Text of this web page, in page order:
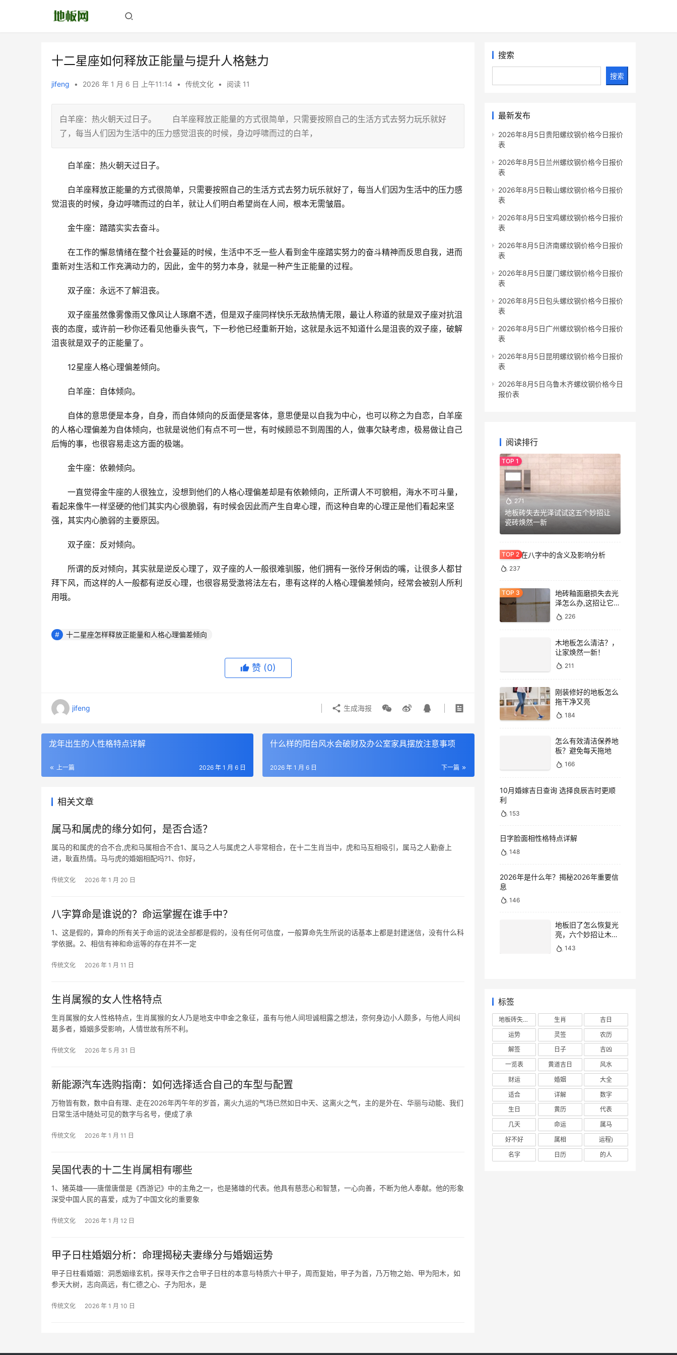
十二星座如何释放正能量与提升人格魅力
jifeng • 2026 年 1 月 6 日 上午11:14 • 传统文化 • 阅读 11
白羊座：热火朝天过日子。 白羊座释放正能量的方式很简单，只需要按照自己的生活方式去努力玩乐就好
了，每当人们因为生活中的压力感觉沮丧的时候，身边呼啸而过的白羊，
白羊座：热火朝天过日子。
白羊座释放正能量的方式很简单，只需要按照自己的生活方式去努力玩乐就好了，每当人们因为生活中的压力感
觉沮丧的时候，身边呼啸而过的白羊，就让人们明白希望尚在人间，根本无需皱眉。
金牛座：踏踏实实去奋斗。
在工作的懈怠情绪在整个社会蔓延的时候，生活中不乏一些人看到金牛座踏实努力的奋斗精神而反思自我，进而
重新对生活和工作充满动力的，因此，金牛的努力本身，就是一种产生正能量的过程。
双子座：永远不了解沮丧。
双子座虽然像雾像雨又像风让人琢磨不透，但是双子座同样快乐无敌热情无限，最让人称道的就是双子座对抗沮
丧的态度，或许前一秒你还看见他垂头丧气，下一秒他已经重新开始，这就是永远不知道什么是沮丧的双子座，破解
沮丧就是双子的正能量了。
12星座人格心理偏差倾向。
白羊座：自体倾向。
自体的意思便是本身，自身，而自体倾向的反面便是客体，意思便是以自我为中心，也可以称之为自恋，白羊座
的人格心理偏差为自体倾向，也就是说他们有点不可一世，有时候顾忌不到周围的人，做事欠缺考虑，极易做让自己
后悔的事，也很容易走这方面的极端。
金牛座：依赖倾向。
一直觉得金牛座的人很独立，没想到他们的人格心理偏差却是有依赖倾向，正所谓人不可貌相，海水不可斗量，
看起来像牛一样坚硬的他们其实内心很脆弱，有时候会因此而产生自卑心理，而这种自卑的心理正是他们看起来坚
强，其实内心脆弱的主要原因。
双子座：反对倾向。
所谓的反对倾向，其实就是逆反心理了，双子座的人一般很难驯服，他们拥有一张伶牙俐齿的嘴，让很多人都甘
拜下风，而这样的人一般都有逆反心理，也很容易受激将法左右，患有这样的人格心理偏差倾向，经常会被别人所利
用哦。
十二星座怎样释放正能量和人格心理偏差倾向
赞 (0)
jifeng 生成海报
龙年出生的人性格特点详解
上一篇 2026 年 1 月 6 日
什么样的阳台风水会破财及办公室家具摆放注意事项
下一篇
2026 年 1 月 6 日
相关文章
属马和属虎的缘分如何，是否合适？
属马的和属虎的合不合,虎和马属相合不合1、属马之人与属虎之人非常相合，在十二生肖当中，虎和马互相吸引，属马之人勤奋上
进，耿直热情。马与虎的婚姻相配吗?1、你好，
传统文化 2026 年 1 月 20 日
八字算命是谁说的？命运掌握在谁手中？
1、这是假的，算命的所有关于命运的说法全部都是假的，没有任何可信度，一般算命先生所说的话基本上都是封建迷信，没有什么科
学依据。2、相信有神和命运等的存在并不一定
传统文化 2026 年 1 月 11 日
生肖属猴的女人性格特点
生肖属猴的女人性格特点，生肖属猴的女人乃是地支中申金之象征，虽有与他人间坦诚相露之想法，奈何身边小人颇多，与他人间纠
葛多者，婚姻多受影响，人情世故有所不利。
传统文化 2026 年 5 月 31 日
新能源汽车选购指南：如何选择适合自己的车型与配置
万物皆有数，数中自有理、走在2026年丙午年的岁首，离火九运的气场已然如日中天、这离火之气，主的是外在、华丽与动能、我们
日常生活中随处可见的数字与名号，便成了承
传统文化 2026 年 1 月 11 日
吴国代表的十二生肖属相有哪些
1、猪英雄——唐僧唐僧是《西游记》中的主角之一，也是猪雄的代表。他具有慈悲心和智慧，一心向善，不断为他人奉献。他的形象
深受中国人民的喜爱，成为了中国文化的重要象
传统文化 2026 年 1 月 12 日
甲子日柱婚姻分析：命理揭秘夫妻缘分与婚姻运势
甲子日柱看婚姻：洞悉姻缘玄机，探寻天作之合甲子日柱的本意与特质六十甲子，周而复始，甲子为首，乃万物之始、甲为阳木，如
参天大树，志向高远，有仁德之心、子为阳水，是
传统文化 2026 年 1 月 10 日
搜索
搜索
最新发布
2026年8月5日贵阳螺纹钢价格今日报价
表
2026年8月5日兰州螺纹钢价格今日报价
表
2026年8月5日鞍山螺纹钢价格今日报价
表
2026年8月5日宝鸡螺纹钢价格今日报价
表
2026年8月5日济南螺纹钢价格今日报价
表
2026年8月5日厦门螺纹钢价格今日报价
表
2026年8月5日包头螺纹钢价格今日报价
表
2026年8月5日广州螺纹钢价格今日报价
表
2026年8月5日昆明螺纹钢价格今日报价
表
2026年8月5日乌鲁木齐螺纹钢价格今日
报价表
阅读排行
271
地板砖失去光泽试试这五个妙招让
瓷砖焕然一新
七杀格在八字中的含义及影响分析
237
地砖釉面磨损失去光
泽怎么办,这招让它重
焕光泽!
226
木地板怎么清洁？，
让家焕然一新！
211
刚装修好的地板怎么
拖干净又亮
184
怎么有效清洁保养地
板？避免每天拖地
166
10月婚嫁吉日查询 选择良辰吉时更顺
利
153
日字脸面相性格特点详解
148
2026年是什么年？揭秘2026年重要信
息
146
地板旧了怎么恢复光
亮，六个妙招让木地
板焕然一新
143
标签
地板砖失去光泽 生肖
吉日
运势
灵签
农历
解签
日子
吉凶
一览表
黄道吉日
风水
财运
婚姻
大全
适合
详解
数字
生日
黄历
代表
几天
命运
属马
好不好
属相
运程)
名字
日历 的人